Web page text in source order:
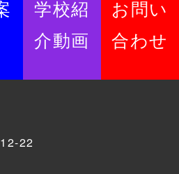
学校紹
介動画
お問い
合わせ
22